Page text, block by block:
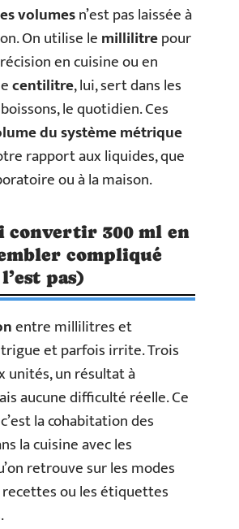
volumesn’est pas laissée à
On utilise lemillilitrepour
en cuisine ou en
centilitre, lui, sert dans les
le quotidien. Ces
du système métrique
rapport aux liquides, que
ou à la maison.
convertir 300 ml en
compliqué
pas)
entre millilitres et
et parfois irrite. Trois
unités, un résultat à
aucune difficulté réelle. Ce
la cohabitation des
la cuisine avec les
retrouve sur les modes
recettes ou les étiquettes